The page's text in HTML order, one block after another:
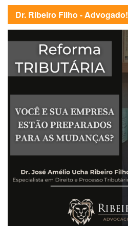
Dr. Ribeiro Filho - Advogado!